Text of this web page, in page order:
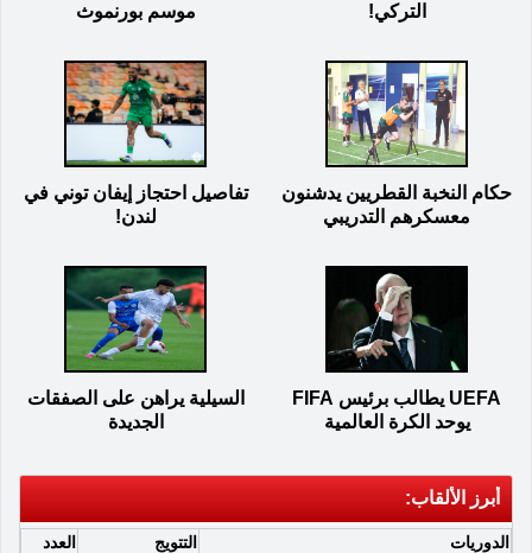
التركي!
موسم بورنموث
حكام النخبة القطريين يدشنون
معسكرهم التدريبي
تفاصيل احتجاز إيفان توني في
لندن!
UEFA يطالب برئيس FIFA
يوحد الكرة العالمية
السيلية يراهن على الصفقات
الجديدة
أبرز الألقاب:
الدوريات التتويج
العدد